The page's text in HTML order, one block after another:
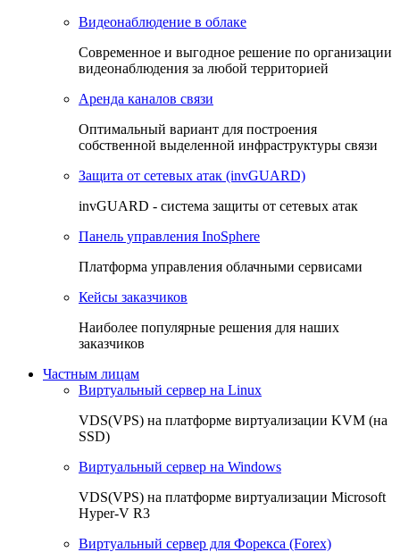
Видеонаблюдение в облаке
Cовременное и выгодное решение по организации
видеонаблюдения за любой территорией
Аренда каналов связи
Оптимальный вариант для построения
собственной выделенной инфраструктуры связи
Защита от сетевых атак (invGUARD)
invGUARD - система защиты от сетевых атак
Панель управления InoSphere
Платформа управления облачными сервисами
Кейсы заказчиков
Наиболее популярные решения для наших
заказчиков
Частным лицам
Виртуальный сервер на Linux
VDS(VPS) на платформе виртуализации KVM (на
SSD)
Виртуальный сервер на Windows
VDS(VPS) на платформе виртуализации Microsoft
Hyper-V R3
Виртуальный сервер для Форекса (Forex)